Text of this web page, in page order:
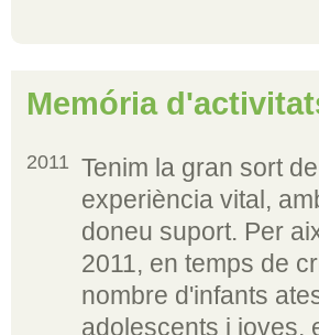
Memória
2011 Tenim la gran sort
experiència vital,
doneu suport. Per
2011, en temps de
nombre d'infants
adolescents i joves,